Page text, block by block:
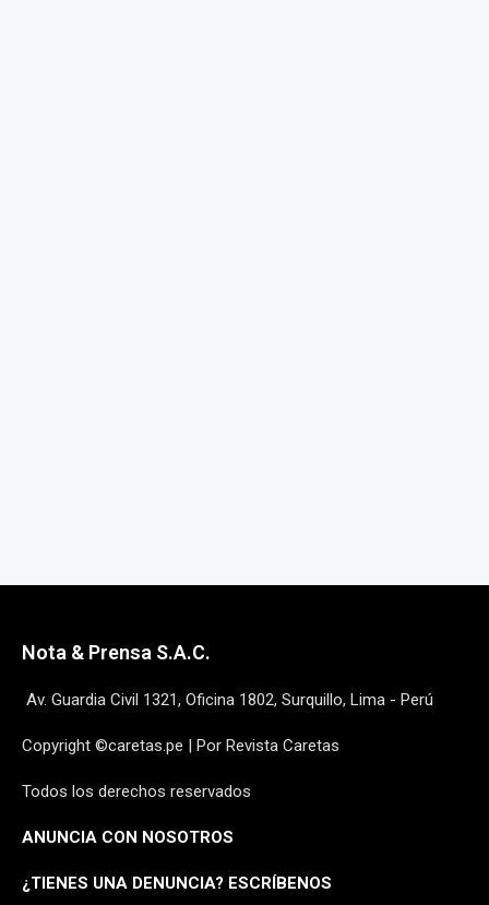
Nota & Prensa S.A.C.
Av. Guardia Civil 1321, Oficina 1802, Surquillo, Lima - Perú
Copyright ©caretas.pe | Por Revista Caretas
Todos los derechos reservados
ANUNCIA CON NOSOTROS
¿TIENES UNA DENUNCIA? ESCRÍBENOS